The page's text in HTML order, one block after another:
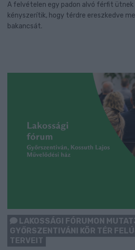
A felvételen egy padon alvó férfit ütnek
kényszerítik, hogy térdre ereszkedve
bakancsát.
LAKOSSÁGI FÓRUMON
GYŐRSZENTIVÁNI KÖR TÉR
TERVEIT